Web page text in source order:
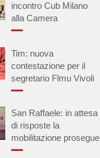
incontro Cub Milano
alla Camera
Tim: nuova
contestazione per il
segretario Flmu Vivoli
San Raffaele: in attesa
di risposte la
mobilitazione prosegue